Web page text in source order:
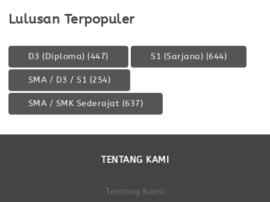
Lulusan Terpopuler
D3 (Diploma) (447) S1 (Sarjana) (644)
SMA / D3 / S1 (254)
SMA / SMK Sederajat (637)
TENTANG KAMI
Tentang Kami